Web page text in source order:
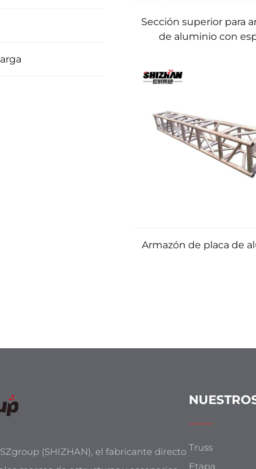
Sección superior para
de aluminio con
Armazón de placa de
(SHIZHAN), el fabricante directo Truss
Etapa